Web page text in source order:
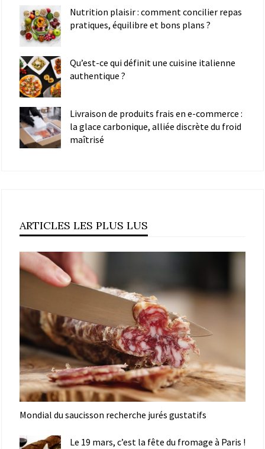
Nutrition plaisir : comment concilier repas
pratiques, équilibre et bons plans ?
Qu’est-ce qui définit une cuisine italienne
authentique ?
Livraison de produits frais en e-commerce :
la glace carbonique, alliée discrète du froid
maîtrisé
ARTICLES LES PLUS LUS
Mondial du saucisson recherche jurés gustatifs
Le 19 mars, c’est la fête du fromage à Paris !